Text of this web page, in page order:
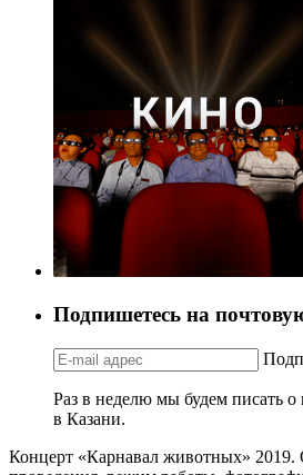
Подпишетесь на
Раз в неделю мы будем писать
в Казани.
Концерт «Карнавал животных» 2019.